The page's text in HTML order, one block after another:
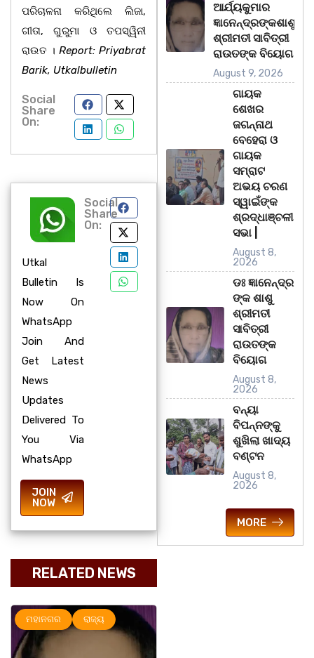
ପରିଚାଳନା କରିଥିଲେ ଲିଜା,
ଗୀତା, ଗୁରୁମା ଓ ତପସ୍ୱିନୀ
ରାଉତ । Report: Priyabrat
Barik, Utkalbulletin
Social
Share
On:
Utkal
Bulletin Is
Now On
WhatsApp
Join And
Get Latest
News
Updates
Delivered To
You Via
WhatsApp
JOIN
NOW
Social
Share
On:
RELATED NEWS
ମହାନଗର ରାଜ୍ୟ
ଆର୍ଯ୍ୟକୁମାର
ଜ୍ଞାନେନ୍ଦ୍ରଙ୍କଶାଶୁ
ଶ୍ରୀମତୀ ସାବିତ୍ରୀ
ରାଉତଙ୍କ ବିୟୋଗ
August 9, 2026
ଗାୟକ
ଶେଖର
ଜଗନ୍ନାଥ
ବେହେରା ଓ
ଗାୟକ
ସମ୍ରାଟ
ଅଭୟ ଚରଣ
ସ୍ୱାଇଁଙ୍କ
ଶ୍ରଦ୍ଧାଞ୍ଚଳୀ
ସଭା |
August 8,
2026
ଡଃ ଜ୍ଞାନେନ୍ଦ୍ର
ଙ୍କ ଶାଶୁ
ଶ୍ରୀମତୀ
ସାବିତ୍ରୀ
ରାଉତଙ୍କ
ବିୟୋଗ
August 8,
2026
ବନ୍ୟା
ବିପନ୍ନଙ୍କୁ
ଶୁଖିଲା ଖାଦ୍ୟ
ବଣ୍ଟନ
August 8,
2026
MORE